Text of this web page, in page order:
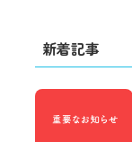
新着記事